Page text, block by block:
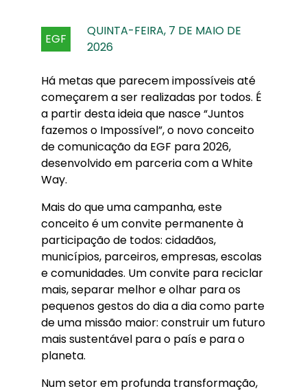
EGF
QUINTA-FEIRA, 7 DE MAIO DE
2026
Há metas que parecem impossíveis até
começarem a ser realizadas por todos. É
a partir desta ideia que nasce “Juntos
fazemos o Impossível”, o novo conceito
de comunicação da EGF para 2026,
desenvolvido em parceria com a White
Way.
Mais do que uma campanha, este
conceito é um convite permanente à
participação de todos: cidadãos,
municípios, parceiros, empresas, escolas
e comunidades. Um convite para reciclar
mais, separar melhor e olhar para os
pequenos gestos do dia a dia como parte
de uma missão maior: construir um futuro
mais sustentável para o país e para o
planeta.
Num setor em profunda transformação,